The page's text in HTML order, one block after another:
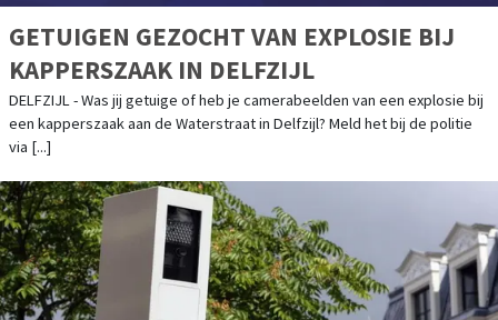
GETUIGEN GEZOCHT VAN EXPLOSIE BIJ
KAPPERSZAAK IN DELFZIJL
DELFZIJL - Was jij getuige of heb je camerabeelden van een explosie bij
een kapperszaak aan de Waterstraat in Delfzijl? Meld het bij de politie
via [...]